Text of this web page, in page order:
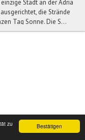
Bestätigen
zu
Stadt an der Adria
die Strände
Tag Sonne. Die S...